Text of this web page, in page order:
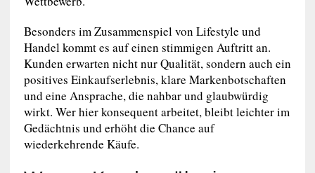
Besonders im Zusammenspiel von Lifestyle und
Handel kommt es auf einen stimmigen Auftritt an.
Kunden erwarten nicht nur Qualität, sondern auch ein
positives Einkaufserlebnis, klare Markenbotschaften
und eine Ansprache, die nahbar und glaubwürdig
wirkt. Wer hier konsequent arbeitet, bleibt leichter im
Gedächtnis und erhöht die Chance auf
wiederkehrende Käufe.